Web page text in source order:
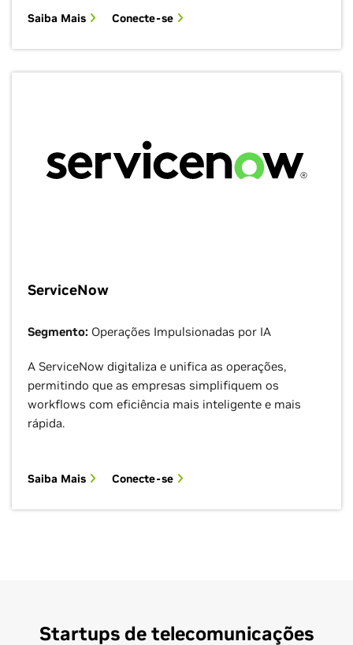
Saiba Mais Conecte-se
ServiceNow
Segmento: Operações Impulsionadas por IA
A ServiceNow digitaliza e unifica as operações,
permitindo que as empresas simplifiquem os
workflows com eficiência mais inteligente e mais
rápida.
Saiba Mais Conecte-se
Startups de telecomunicações